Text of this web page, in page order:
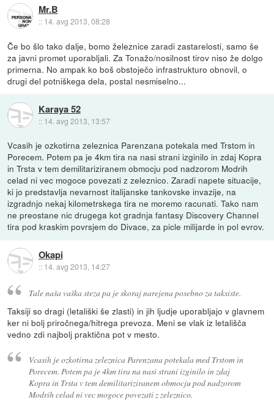
Mr.B
:: 14. avg 2013, 08:28
Če bo šlo tako dalje, bomo železnice zaradi zastarelosti, samo še
za javni promet uporabljali. Za Tonažo/nosilnost tirov niso že dolgo
primerna. No ampak ko boš obstoječo infrastrukturo obnovil, o
drugi del potniškega dela, postal nesmiselno...
Karaya 52
:: 14. avg 2013, 13:57
Vcasih je ozkotirna zeleznica Parenzana potekala med Trstom in
Porecem. Potem pa je 4km tira na nasi strani izginilo in zdaj Kopra
in Trsta v tem demilitariziranem obmocju pod nadzorom Modrih
celad ni vec mogoce povezati z zeleznico. Zaradi napete situacije,
ki jo predstavlja nevarnost italijanske tankovske invazije, na
izgradnjo nekaj kilometrskega tira ne moremo racunati. Tako nam
ne preostane nic drugega kot gradnja fantasy Discovery Channel
tira pod kraskim povrsjem do Divace, za picle milijarde in pol evrov.
Okapi
:: 14. avg 2013, 14:27
Tale naša vaška steza pa je skoraj narejena posebno za taksiste.
Taksiji so dragi (letališki še zlasti) in jih ljudje uporabljajo v glavnem
ker ni bolj priročnega/hitrega prevoza. Meni se vlak iz letališča
vedno zdi najbolj praktična pot v mesto.
Vcasih je ozkotirna zeleznica Parenzana potekala med Trstom in
Porecem. Potem pa je 4km tira na nasi strani izginilo in zdaj
Kopra in Trsta v tem demilitariziranem obmocju pod nadzorom
Modrih celad ni vec mogoce povezati z zeleznico.